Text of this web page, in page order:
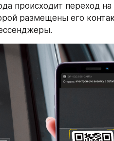
происходит переход на
размещены его